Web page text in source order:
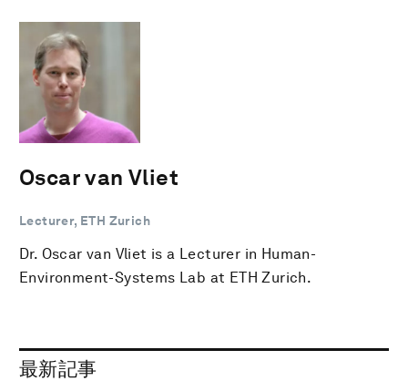
Oscar van Vliet
Lecturer, ETH Zurich
Dr. Oscar van Vliet is a Lecturer in Human-
Environment-Systems Lab at ETH Zurich.
最新記事